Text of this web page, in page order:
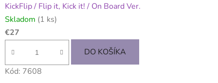
KickFlip / Flip it, Kick it! / On Board Ver.
Skladom (1 ks)
€27
DO KOŠÍKA
Kód: 7608